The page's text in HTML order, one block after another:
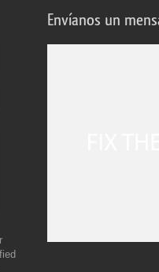
Envíanos un